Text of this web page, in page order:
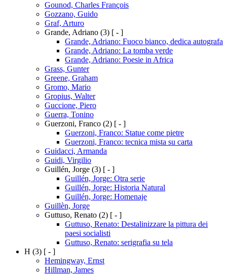
Gounod, Charles François
Gozzano, Guido
Graf, Arturo
Grande, Adriano (3) [ - ]
Grande, Adriano: Fuoco bianco, dedica autografa
Grande, Adriano: La tomba verde
Grande, Adriano: Poesie in Africa
Grass, Gunter
Greene, Graham
Gromo, Mario
Gropius, Walter
Guccione, Piero
Guerra, Tonino
Guerzoni, Franco (2) [ - ]
Guerzoni, Franco: Statue come pietre
Guerzoni, Franco: tecnica mista su carta
Guidacci, Armanda
Guidi, Virgilio
Guillén, Jorge (3) [ - ]
Guillén, Jorge: Otra serie
Guillén, Jorge: Historia Natural
Guillén, Jorge: Homenaje
Guillèn, Jorge
Guttuso, Renato (2) [ - ]
Guttuso, Renato: Destalinizzare la pittura dei
paesi socialisti
Guttuso, Renato: serigrafia su tela
H (3) [ - ]
Hemingway, Ernst
Hillman, James